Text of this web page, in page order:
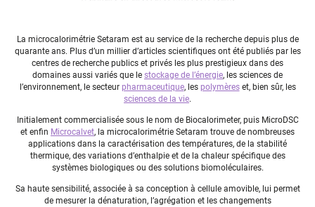
La microcalorimétrie Setaram est au service de la recherche depuis plus de
quarante ans. Plus d’un millier d’articles scientifiques ont été publiés par les
centres de recherche publics et privés les plus prestigieux dans des
domaines aussi variés que le stockage de l’énergie, les sciences de
l’environnement, le secteur pharmaceutique, les polymèreset, bien sûr, les
sciences de la vie.
Initialement commercialisée sous le nom de Biocalorimeter, puis MicroDSC
et enfin Microcalvet, la microcalorimétrie Setaram trouve de nombreuses
applications dans la caractérisation des températures, de la stabilité
thermique, des variations d’enthalpie et de la chaleur spécifique des
systèmes biologiques ou des solutions biomoléculaires.
Sa haute sensibilité, associée à sa conception à cellule amovible, lui permet
de mesurer la dénaturation, l’agrégation et les changements